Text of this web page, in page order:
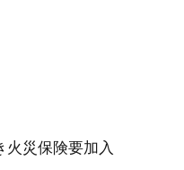
保険要加入